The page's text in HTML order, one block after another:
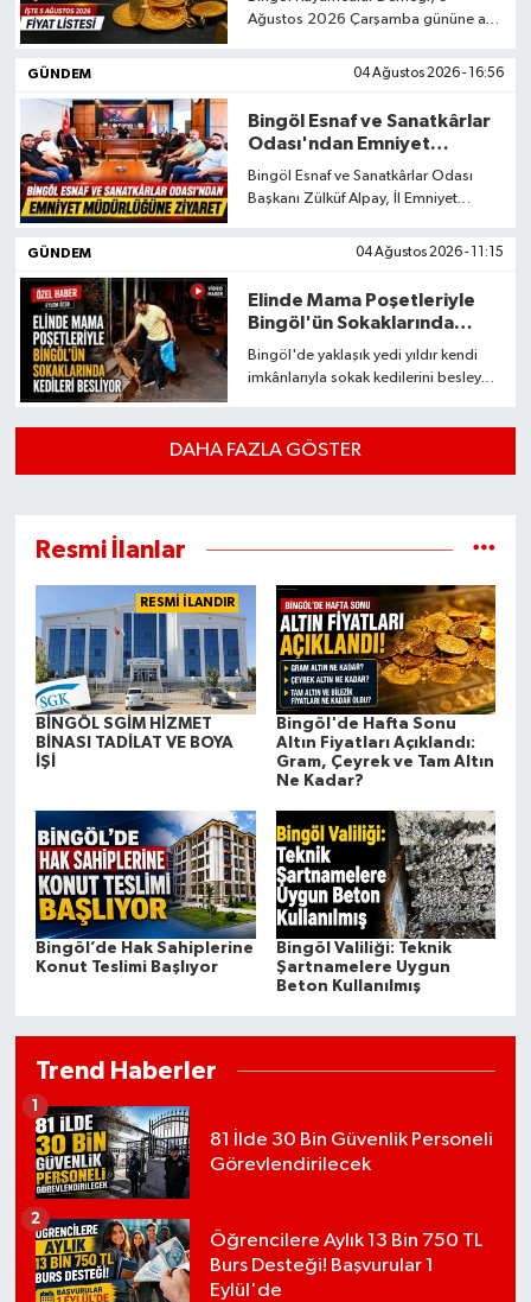
Ağustos 2026 Çarşamba gününe ait
Bingöl'de gram altın ne kadar oldu?
fiyatlarında son durum…
GÜNDEM 04 Ağustos 2026 - 16:56
Bingöl Esnaf ve Sanatkârlar
Odası'ndan Emniyet
Müdürlüğüne Ziyaret
Bingöl Esnaf ve Sanatkârlar Odası
Başkanı Zülküf Alpay, İl Emniyet
gelerek esnafın güvenliği, talepleri ve
GÜNDEM 04 Ağustos 2026 - 11:15
Elinde Mama Poşetleriyle
Bingöl'ün Sokaklarında
Kedileri Besliyor
Bingöl'de yaklaşık yedi yıldır kendi
imkânlarıyla sokak kedilerini besleyen
mama ve su ulaştırıyor. Hant, sokak
DAHA FAZLA GÖSTER
Resmi İlanlar
RESMİ İLANDIR
BİNGÖL SGİM HİZMET
BİNASI TADİLAT VE BOYA
İŞİ
Bingöl'de Hafta Sonu
Altın Fiyatları Açıklandı:
Gram, Çeyrek ve Tam Altın
Ne Kadar?
Bingöl’de Hak Sahiplerine
Konut Teslimi Başlıyor
Bingöl Valiliği: Teknik
Şartnamelere Uygun
Beton Kullanılmış
Trend Haberler
81 İlde 30 Bin Güvenlik Personeli
Görevlendirilecek
1
Öğrencilere Aylık 13 Bin 750 TL
Burs Desteği! Başvurular 1
Eylül'de
2